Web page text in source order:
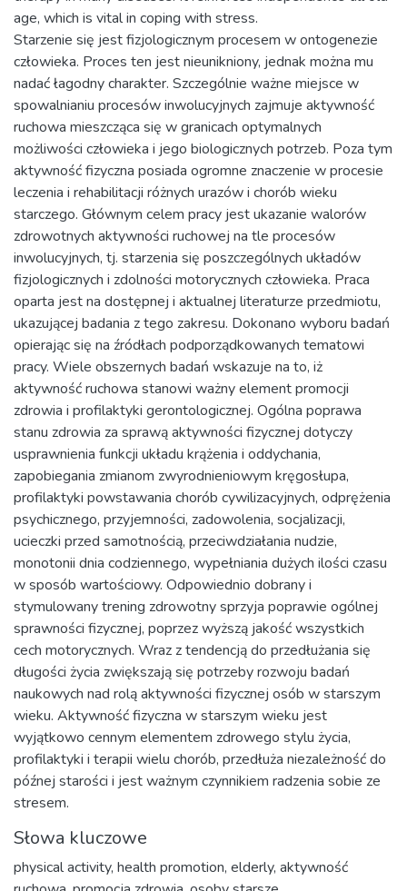
age, which is vital in coping with stress.
Starzenie się jest fizjologicznym procesem w ontogenezie
człowieka. Proces ten jest nieunikniony, jednak można mu
nadać łagodny charakter. Szczególnie ważne miejsce w
spowalnianiu procesów inwolucyjnych zajmuje aktywność
ruchowa mieszcząca się w granicach optymalnych
możliwości człowieka i jego biologicznych potrzeb. Poza tym
aktywność fizyczna posiada ogromne znaczenie w procesie
leczenia i rehabilitacji różnych urazów i chorób wieku
starczego. Głównym celem pracy jest ukazanie walorów
zdrowotnych aktywności ruchowej na tle procesów
inwolucyjnych, tj. starzenia się poszczególnych układów
fizjologicznych i zdolności motorycznych człowieka. Praca
oparta jest na dostępnej i aktualnej literaturze przedmiotu,
ukazującej badania z tego zakresu. Dokonano wyboru badań
opierając się na źródłach podporządkowanych tematowi
pracy. Wiele obszernych badań wskazuje na to, iż
aktywność ruchowa stanowi ważny element promocji
zdrowia i profilaktyki gerontologicznej. Ogólna poprawa
stanu zdrowia za sprawą aktywności fizycznej dotyczy
usprawnienia funkcji układu krążenia i oddychania,
zapobiegania zmianom zwyrodnieniowym kręgosłupa,
profilaktyki powstawania chorób cywilizacyjnych, odprężenia
psychicznego, przyjemności, zadowolenia, socjalizacji,
ucieczki przed samotnością, przeciwdziałania nudzie,
monotonii dnia codziennego, wypełniania dużych ilości czasu
w sposób wartościowy. Odpowiednio dobrany i
stymulowany trening zdrowotny sprzyja poprawie ogólnej
sprawności fizycznej, poprzez wyższą jakość wszystkich
cech motorycznych. Wraz z tendencją do przedłużania się
długości życia zwiększają się potrzeby rozwoju badań
naukowych nad rolą aktywności fizycznej osób w starszym
wieku. Aktywność fizyczna w starszym wieku jest
wyjątkowo cennym elementem zdrowego stylu życia,
profilaktyki i terapii wielu chorób, przedłuża niezależność do
późnej starości i jest ważnym czynnikiem radzenia sobie ze
stresem.
Słowa kluczowe
physical activity, health promotion, elderly, aktywność